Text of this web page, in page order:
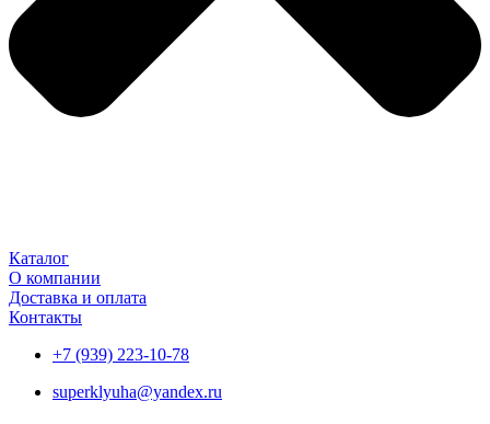
Каталог
О компании
Доставка и оплата
Контакты
+7 (939) 223-10-78
superklyuha@yandex.ru